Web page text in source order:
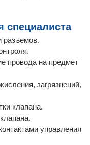
специалиста
разъемов.
провода на предмет
загрязнений,
клапана.
управления